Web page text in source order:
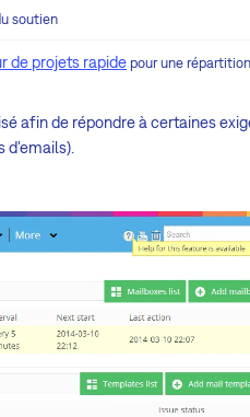
soutien
de projets rapide pour une
afin de répondre à certaines
d'emails).